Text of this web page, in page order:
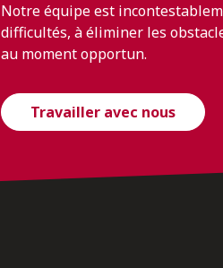
Notre équipe est
difficultés, à éliminer les
au moment opportun.
Travailler avec nous